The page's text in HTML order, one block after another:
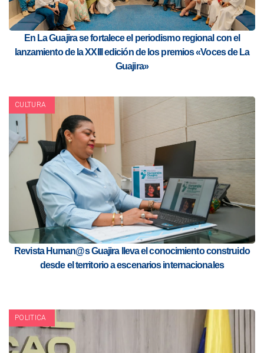
En La Guajira se fortalece el periodismo regional con el
lanzamiento de la XXIII edición de los premios «Voces de La
Guajira»
CULTURA
Revista Human@s Guajira lleva el conocimiento construido
desde el territorio a escenarios internacionales
POLITICA